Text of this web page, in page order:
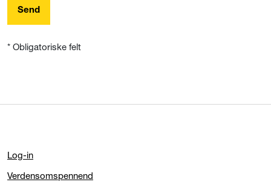
Send
* Obligatoriske felt
Log-in
Verdensomspennend